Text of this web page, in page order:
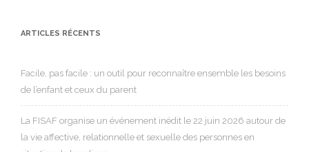
ARTICLES RÉCENTS
Facile, pas facile : un outil pour reconnaître ensemble les besoins
de l’enfant et ceux du parent
La FISAF organise un événement inédit le 22 juin 2026 autour de
la vie affective, relationnelle et sexuelle des personnes en